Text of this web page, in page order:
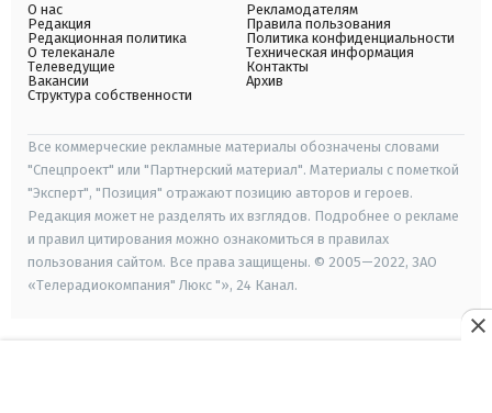
О нас
Редакция
Редакционная политика
О телеканале
Телеведущие
Вакансии
Структура собственности
Рекламодателям
Правила пользования
Политика конфиденциальности
Техническая информация
Контакты
Архив
Все коммерческие рекламные материалы обозначены словами
"Спецпроект" или "Партнерский материал". Материалы с пометкой
"Эксперт", "Позиция" отражают позицию авторов и героев.
Редакция может не разделять их взглядов. Подробнее о рекламе
и правил цитирования можно ознакомиться в правилах
пользования сайтом. Все права защищены. © 2005—2022, ЗАО
«Телерадиокомпания" Люкс "», 24 Канал.